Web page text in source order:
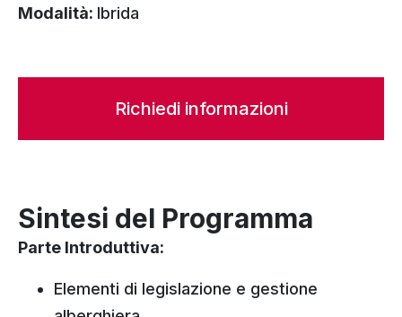
Modalità: Ibrida
Richiedi informazioni
Sintesi del Programma
Parte Introduttiva:
Elementi di legislazione e gestione